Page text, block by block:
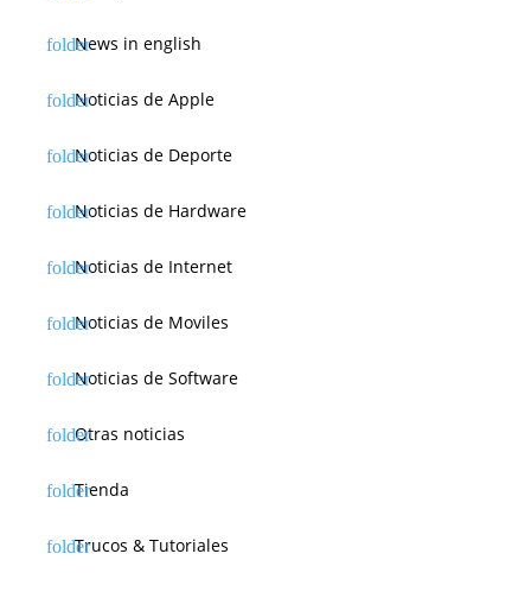
News in english
Noticias de Apple
Noticias de Deporte
Noticias de Hardware
Noticias de Internet
Noticias de Moviles
Noticias de Software
Otras noticias
Tienda
Trucos & Tutoriales